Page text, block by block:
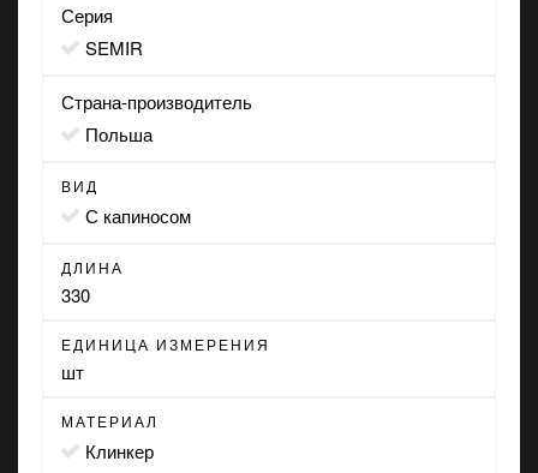
Серия
SEMIR
Страна-производитель
Польша
ВИД
с капиносом
ДЛИНА
330
ЕДИНИЦА ИЗМЕРЕНИЯ
шт
МАТЕРИАЛ
Клинкер